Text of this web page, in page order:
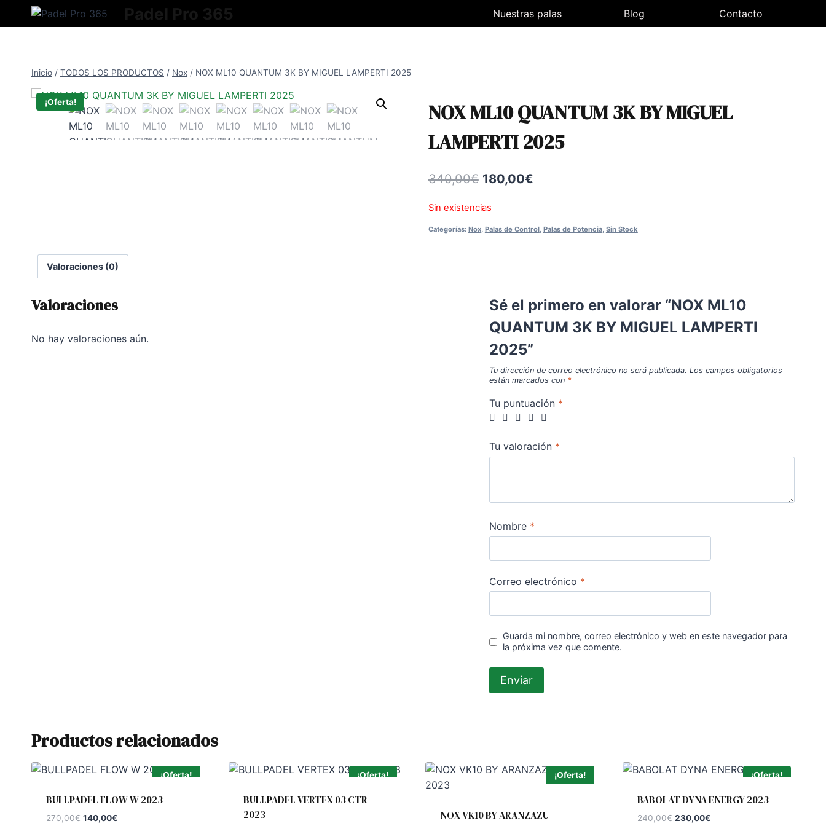
Nuestras palas Blog Contacto
Inicio / TODOS LOS PRODUCTOS / Nox / NOX ML10 QUANTUM 3K BY MIGUEL LAMPERTI 2025
¡Oferta!
NOX ML10 QUANTUM 3K BY MIGUEL
LAMPERTI 2025
340,00€ El
era:
180,00€El
es:
Sin existencias
Categorías: Nox, Palas de Control, Palas de Potencia, Sin Stock
Valoraciones (0)
Valoraciones
No hay valoraciones aún.
Sé el primero en valorar “NOX ML10
QUANTUM 3K BY MIGUEL LAMPERTI
2025”
Tu dirección de correo electrónico no será publicada. Los campos obligatorios
están marcados con *
Tu puntuación *
Tu valoración *
Nombre *
Correo electrónico *
Guarda mi nombre, correo electrónico y web en este navegador para
la próxima vez que comente.
Productos relacionados
¡Oferta!
BULLPADEL FLOW W 2023
270,00€ El
140,00€El
¡Oferta!
BULLPADEL VERTEX 03 CTR
2023
¡Oferta!
NOX VK10 BY ARANZAZU
¡Oferta!
BABOLAT DYNA ENERGY 2023
240,00€ El
230,00€El